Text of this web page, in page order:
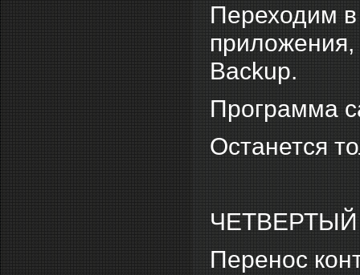
Переходим
Backup.
Программа
Останется
Перенос